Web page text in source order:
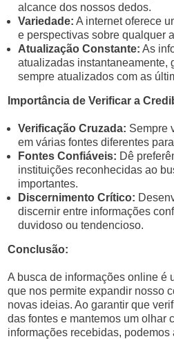
alcance dos nossos dedos.
Variedade: A internet oferece
e perspectivas sobre qualquer
Atualização Constante: As
atualizadas instantaneamente,
sempre atualizados com as
Importância de Verificar a
Verificação Cruzada: Sempre
em várias fontes diferentes
Fontes Confiáveis: Dê
instituições reconhecidas ao
importantes.
Discernimento Crítico:
discernir entre informações
duvidoso ou tendencioso.
Conclusão:
A busca de informações online é
que nos permite expandir nosso
novas ideias. Ao garantir que
das fontes e mantemos um olhar
informações recebidas,